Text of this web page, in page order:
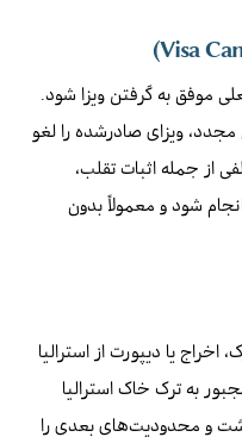
موفق به گرفتن ویزا شود.
مجدد، ویزای صادرشده را لغو
از جمله اثبات تقلب،
شود و معمولاً بدون
یا دیپورت از استرالیا
به ترک خاک استرالیا
و محدودیت‌های بعدی را